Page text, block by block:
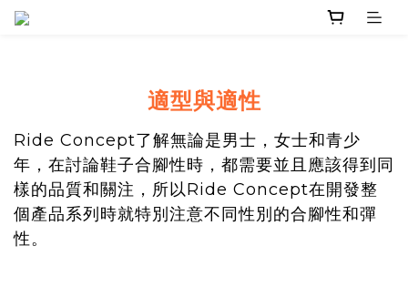
適型與適性
Ride Concept了解無論是男士，女士和青少
年，在討論鞋子合腳性時，都需要並且應該得到同
樣的品質和關注，所以Ride Concept在開發整
個產品系列時就特別注意不同性別的合腳性和彈
性。